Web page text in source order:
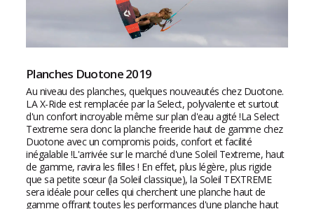
Planches Duotone 2019
Au niveau des planches, quelques nouveautés chez Duotone.
LA X-Ride est remplacée par la Select, polyvalente et surtout
d'un confort incroyable même sur plan d'eau agité !La Select
Textreme sera donc la planche freeride haut de gamme chez
Duotone avec un compromis poids, confort et facilité
inégalable !L'arrivée sur le marché d'une Soleil Textreme, haut
de gamme, ravira les filles ! En effet, plus légère, plus rigide
que sa petite sœur (la Soleil classique), la Soleil TEXTREME
sera idéale pour celles qui cherchent une planche haut de
gamme offrant toutes les performances d'une planche haut